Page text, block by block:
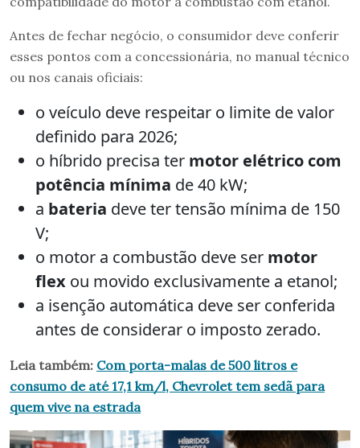
Antes de fechar negócio, o consumidor deve conferir
esses pontos com a concessionária, no manual técnico
ou nos canais oficiais:
o veículo deve respeitar o limite de valor
definido para 2026;
o híbrido precisa ter motor elétrico com
potência mínima de 40 kW;
a bateria deve ter tensão mínima de 150
V;
o motor a combustão deve ser motor
flex ou movido exclusivamente a etanol;
a isenção automática deve ser conferida
antes de considerar o imposto zerado.
Leia também: Com porta-malas de 500 litros e
consumo de até 17,1 km/l, Chevrolet tem sedã para
quem vive na estrada